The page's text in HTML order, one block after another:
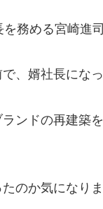
務める宮崎進司
、婿社長にな
ンドの再建築
のか気になりま